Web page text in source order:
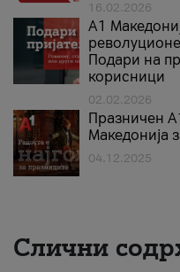
16.02.2026
А1
Подари на
корисници
02.02.2026
Празничен
Македонија
04.12.2025
Слични